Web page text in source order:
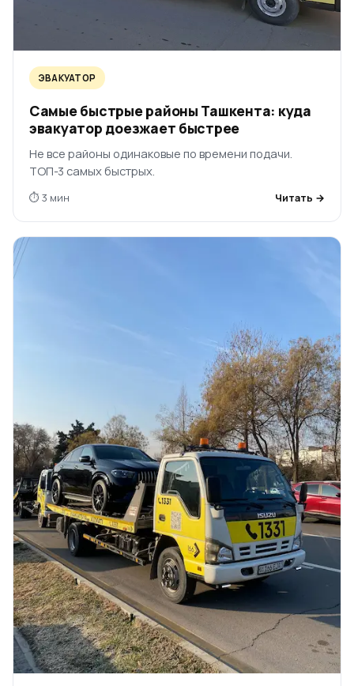
ЭВАКУАТОР
Самые быстрые районы Ташкента: куда
эвакуатор доезжает быстрее
Не все районы одинаковые по времени подачи.
ТОП-3 самых быстрых.
⏱ 3 мин Читать →